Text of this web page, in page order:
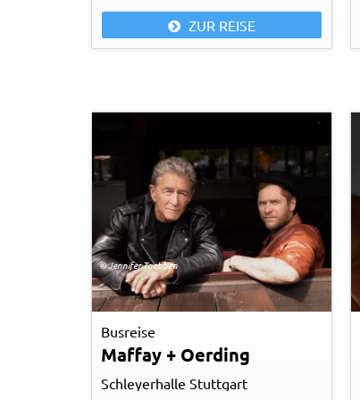
ZUR REISE
© Jennifer Toebben
Busreise
Maffay + Oerding
Schleyerhalle Stuttgart